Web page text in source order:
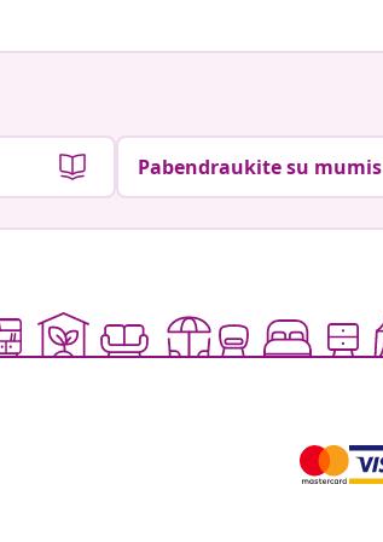
Pabendraukite su mumis